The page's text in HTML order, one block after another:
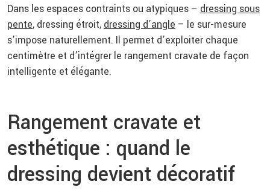
Dans les espaces contraints ou atypiques – dressing sous
pente, dressing étroit, dressing d’angle – le sur-mesure
s’impose naturellement. Il permet d’exploiter chaque
centimètre et d’intégrer le rangement cravate de façon
intelligente et élégante.
Rangement cravate et
esthétique : quand le
dressing devient décoratif